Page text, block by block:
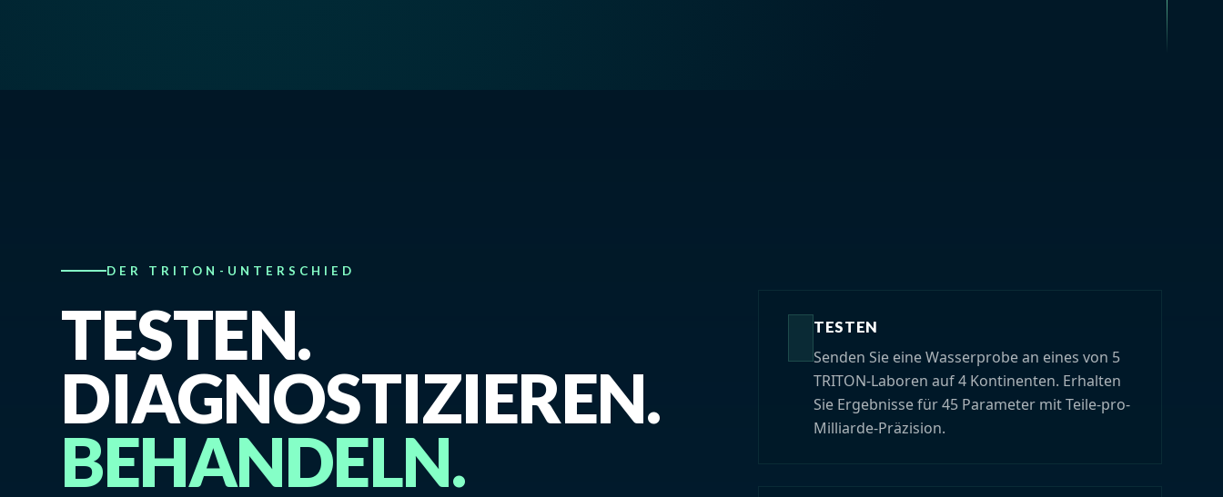
DER TRITON-UNTERSCHIED
TESTEN.
DIAGNOSTIZIEREN.
BEHANDELN.
TESTEN
Senden Sie eine Wasserprobe an eines von 5
TRITON-Laboren auf 4 Kontinenten. Erhalten
Sie Ergebnisse für 45 Parameter mit Teile-pro-
Milliarde-Präzision.